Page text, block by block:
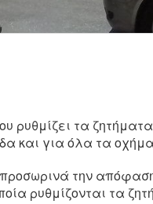
ρυθμίζει τα ζητήματα
και για όλα τα
την
ρυθμίζονται τα